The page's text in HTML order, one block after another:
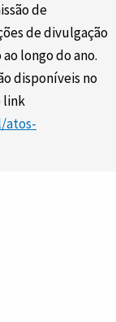
de
de divulgação
longo do ano.
disponíveis no
link
atos-